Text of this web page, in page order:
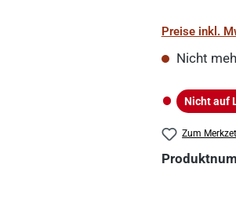
Preise inkl.
Nicht
Nicht auf
Nicht auf
Zum